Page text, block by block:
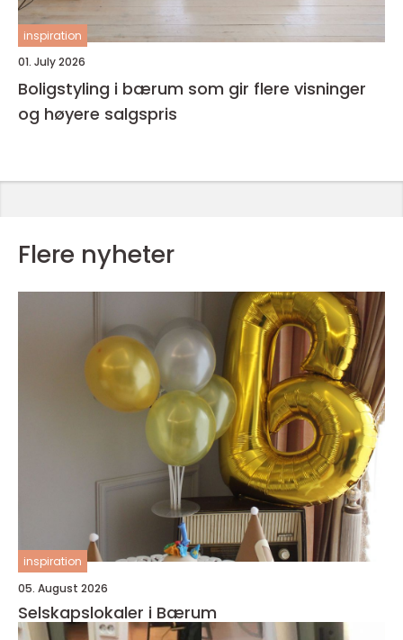
inspiration
01. July 2026
Boligstyling i bærum som gir flere visninger
og høyere salgspris
Flere nyheter
inspiration
05. August 2026
Selskapslokaler i Bærum